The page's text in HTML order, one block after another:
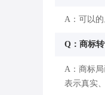
A：可以
Q：商标
A：商标
表示真实